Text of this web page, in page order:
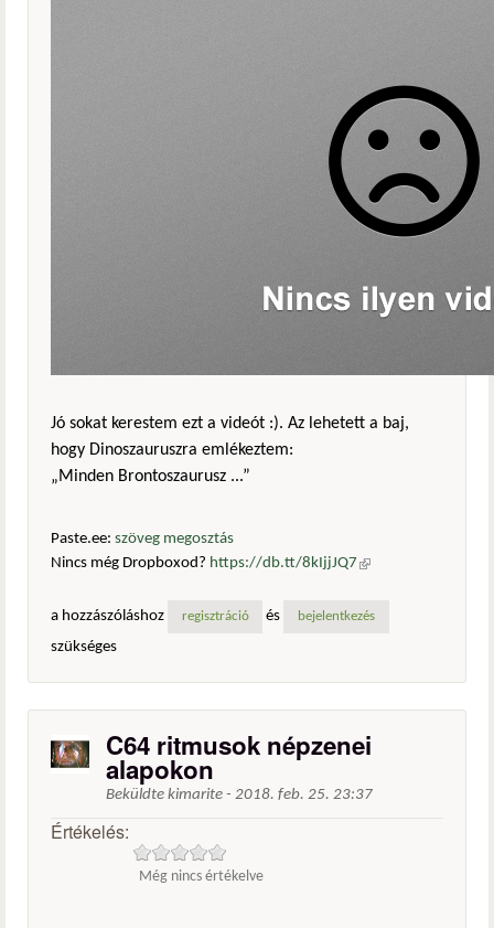
Jó sokat kerestem ezt a videót :). Az lehetett a baj,
hogy Dinoszauruszra emlékeztem:
„Minden Brontoszaurusz ...”
Paste.ee: szöveg megosztás
Nincs még Dropboxod? https://db.tt/8kIjjJQ7 (külső
a hozzászóláshoz
regisztráció és bejelentkezés
szükséges
C64 ritmusok népzenei
alapokon
Beküldte kimarite - 2018. feb. 25. 23:37
Értékelés:
Még nincs értékelve